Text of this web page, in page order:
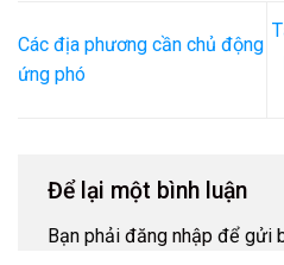
Các địa phương cần chủ động
ứng phó
Để lại một bình luận
Bạn phải đăng nhập để gửi